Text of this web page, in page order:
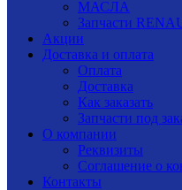
МАСЛА
Запчасти
Акции
Доставка и оплата
Оплата
Доставка
Как заказать
Запчасти под
О компании
Реквизиты
Соглашение о
Контакты